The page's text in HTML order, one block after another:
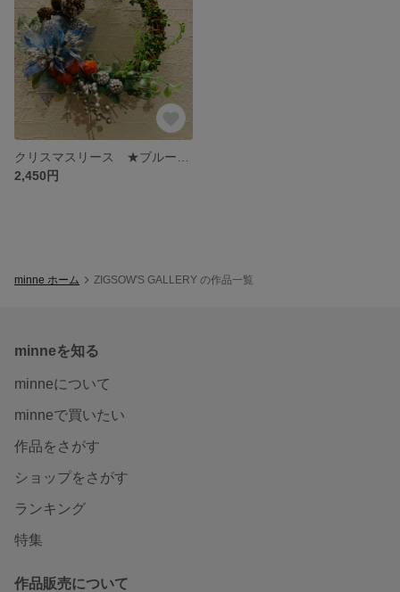
2,450円
minne ホーム ZIGSOW'S GALLERY の作品一覧
minneを知る
minneについて
minneで買いたい
作品をさがす
ショップをさがす
ランキング
特集
作品販売について